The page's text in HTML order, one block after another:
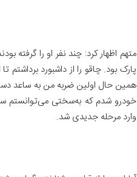
متهم اظهار کرد: چند نفر او را
پارک بود. چاقو را از داشبورد
همین حال اولین ضربه من به ساعد
خودرو شدم که به‌سختی می‌توانستم
وارد مرحله جدیدی شد.